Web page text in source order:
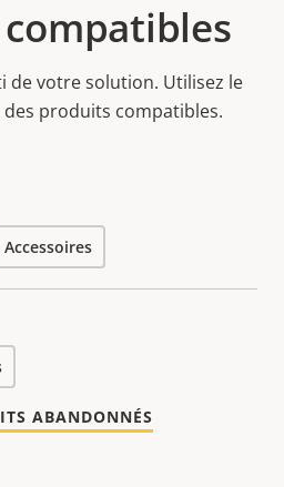
de votre solution. Utilisez le
produits compatibles.
Accessoires
ABANDONNÉS